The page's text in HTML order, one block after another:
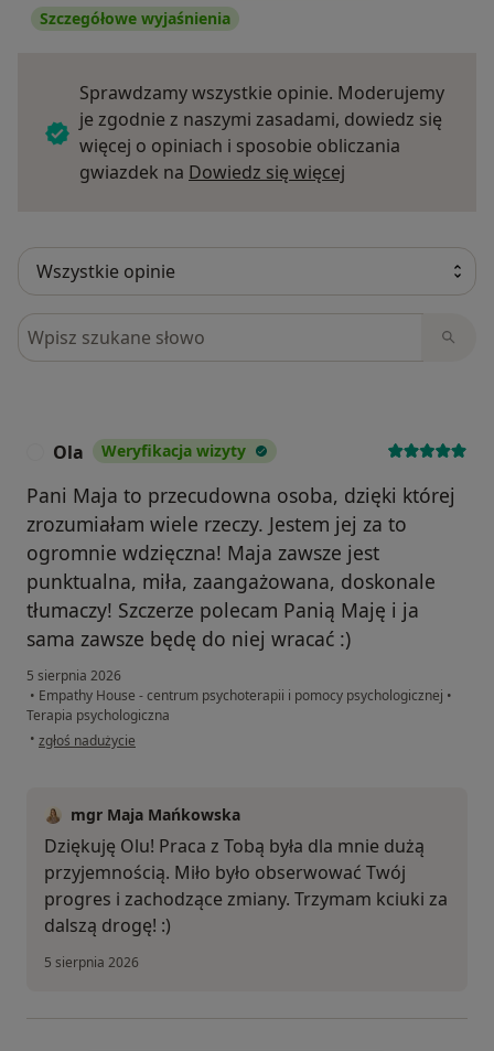
Szczegółowe wyjaśnienia
Sprawdzamy wszystkie opinie. Moderujemy
je zgodnie z naszymi zasadami, dowiedz się
więcej o opiniach i sposobie obliczania
gwiazdek na Dowiedz się więcej
Szukaj w opiniach
Ola Weryfikacja wizyty
Pani Maja to przecudowna osoba, dzięki której
zrozumiałam wiele rzeczy. Jestem jej za to
ogromnie wdzięczna! Maja zawsze jest
punktualna, miła, zaangażowana, doskonale
tłumaczy! Szczerze polecam Panią Maję i ja
sama zawsze będę do niej wracać :)
5 sierpnia 2026
• Empathy House - centrum psychoterapii i pomocy psychologicznej •
Terapia psychologiczna
• w opinii użytkownika Ola
zgłoś nadużycie
mgr Maja Mańkowska
Dziękuję Olu! Praca z Tobą była dla mnie dużą
przyjemnością. Miło było obserwować Twój
progres i zachodzące zmiany. Trzymam kciuki za
dalszą drogę! :)
5 sierpnia 2026